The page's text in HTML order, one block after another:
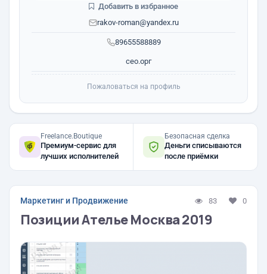
89655588889
rakov-roman@yandex.ru
сео.орг
Добавить в избранное
Пожаловаться на профиль
Freelance.Boutique
Премиум-сервис для
лучших исполнителей
Безопасная сделка
Деньги списываются
после приёмки
Маркетинг и Продвижение 83 0
Позиции Ателье Москва 2019